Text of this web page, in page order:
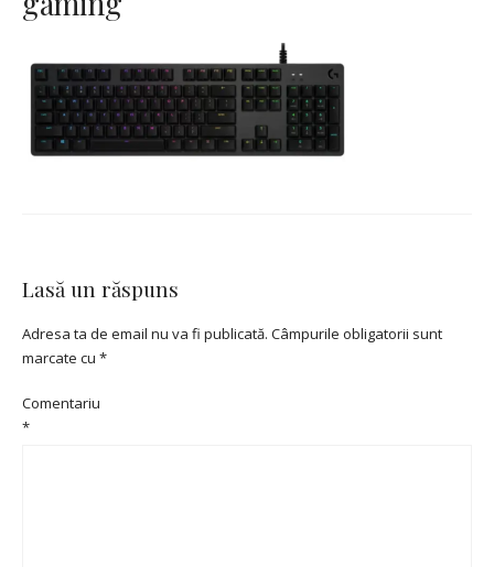
Lasă un răspuns
Adresa ta de email nu va fi publicată. Câmpurile obligatorii sunt
marcate cu *
Comentariu
*